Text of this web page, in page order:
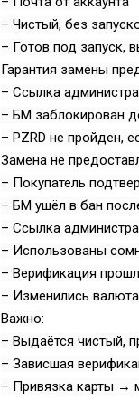
– Чистый, без
– Готов под запуск,
Гарантия замены
– Ссылка
– БМ заблокирован
– PZRD не пройден,
Замена не
– Покупатель
– БМ ушёл в бан
– Ссылка
– Использованы
– Верификация
– Изменились
Важно:
– Выдаётся чистый,
– Зависшая
– Привязка карты →
Всего товара в
Сумма к оплате